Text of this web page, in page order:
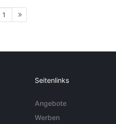
1
Seitenlinks
Angebote
Werben